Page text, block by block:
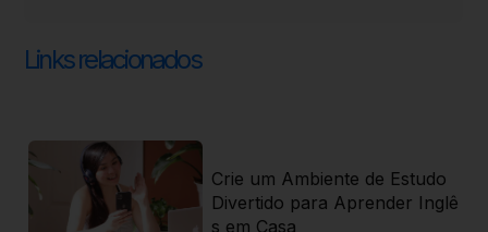
Links relacionados
Crie um Ambiente de Estudo
Divertido para Aprender Inglê
s em Casa